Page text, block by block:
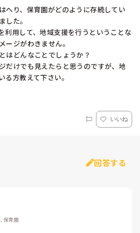
へり、保育園がどのように存続してい
した。
利用して、地域支援を行うということな
ージがわきません。
はどんなことでしょうか？
だけでも見えたらと思うのですが、地
る方教えて下さい。
いいね
回答する
保育園